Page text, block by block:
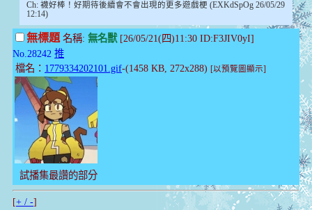
Ch: 襪好棒！好期待後續會不會出現的更多遊戲梗 (EXKdSpOg 26/05/29
12:14)
無標題名稱: 無名獸[26/05/21(四)11:30 ID:F3JIV0yI]
No.28242 推
檔名： 1779334202101.gif-(1458 KB, 272x288) [以預覽圖顯示]
試播集最讚的部分
[+ / -]